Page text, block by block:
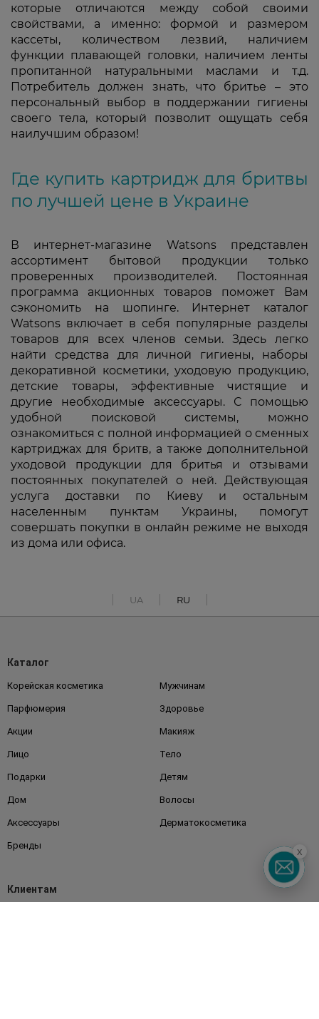
которые отличаются между собой своими
свойствами, а именно: формой и размером
кассеты, количеством лезвий, наличием
функции плавающей головки, наличием ленты
пропитанной натуральными маслами и т.д.
Потребитель должен знать, что бритье – это
персональный выбор в поддержании гигиены
своего тела, который позволит ощущать себя
наилучшим образом!
Где купить картридж для бритвы
по лучшей цене в Украине
В интернет-магазине Watsons представлен
ассортимент бытовой продукции только
проверенных производителей. Постоянная
программа акционных товаров поможет Вам
сэкономить на шопинге. Интернет каталог
Watsons включает в себя популярные разделы
товаров для всех членов семьи. Здесь легко
найти средства для личной гигиены, наборы
декоративной косметики, уходовую продукцию,
детские товары, эффективные чистящие и
другие необходимые аксессуары. С помощью
удобной поисковой системы, можно
ознакомиться с полной информацией о сменных
картриджах для бритв, а также дополнительной
уходовой продукции для бритья и отзывами
постоянных покупателей о ней. Действующая
услуга доставки по Киеву и остальным
населенным пунктам Украины, помогут
совершать покупки в онлайн режиме не выходя
из дома или офиса.
UA RU
Каталог
Корейская косметика Мужчинам
Парфюмерия Здоровье
Акции Макияж
Лицо Тело
Подарки Детям
Дом Волосы
Аксессуары Дерматокосметика
Бренды
Клиентам
x